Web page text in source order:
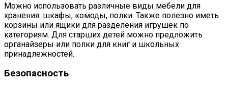
Можно использовать различные виды мебели для
хранения: шкафы, комоды, полки. Также полезно иметь
корзины или ящики для разделения игрушек по
категориям. Для старших детей можно предложить
органайзеры или полки для книг и школьных
принадлежностей.
Безопасность